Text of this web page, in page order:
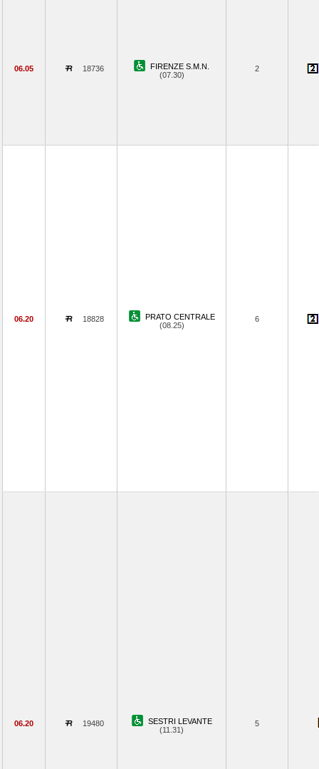
06.05 18736
FIRENZE S.M.N.
(07.30)
2
06.20 18828
PRATO CENTRALE
(08.25)
6
06.20 19480
SESTRI LEVANTE
(11.31)
5